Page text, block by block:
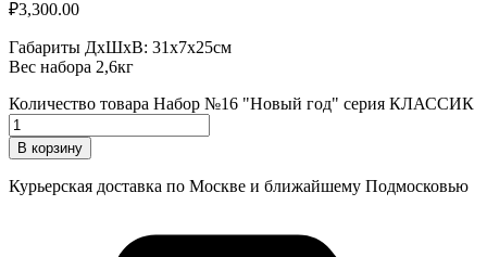
₽3,300.00
Габариты ДхШхВ: 31х7х25см
Вес набора 2,6кг
Количество товара Набор №16 "Новый год" серия КЛАССИК
В корзину
Курьерская доставка по Москве и ближайшему Подмосковью